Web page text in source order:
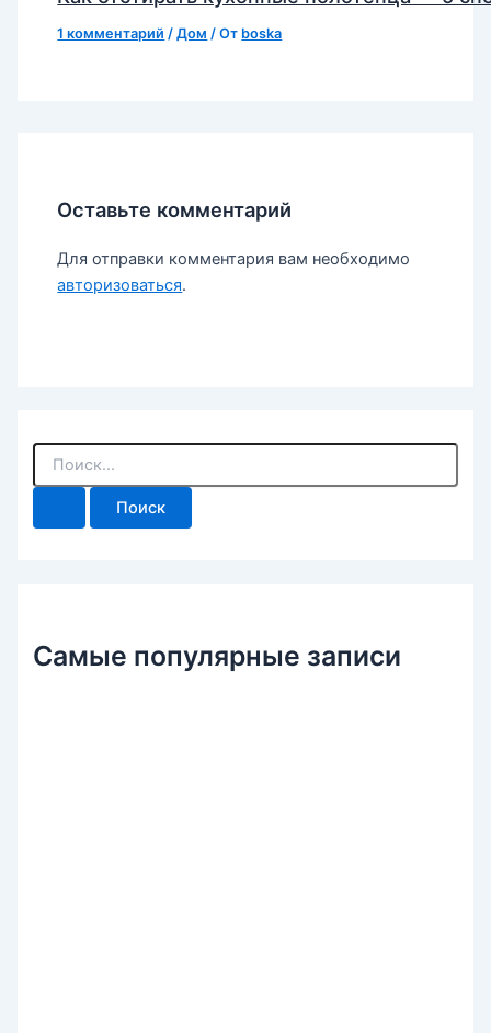
1 комментарий /Дом / От boska
Оставьте комментарий
Для отправки комментария вам необходимо
авторизоваться.
П
и
Самые популярные записи